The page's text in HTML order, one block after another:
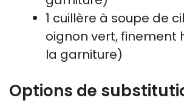
1 cuillère à soupe de
oignon vert, finement
la garniture)
Options de